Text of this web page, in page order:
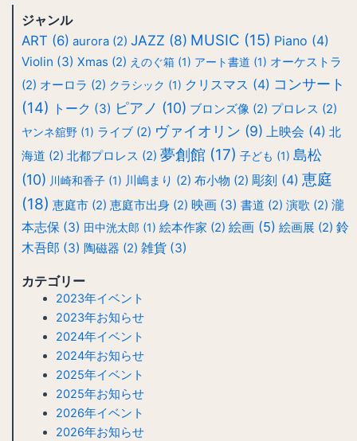
ジャンル
ART (6) aurora(2) JAZZ (8) MUSIC (15) Piano (4)
Violin (3) Xmas (2) えのぐ箱(1) アート書道 (1) オーケストラ
(2) オーロラ (2) クラシック (1) クリスマス (4) コンサート
(14)
トーク (3) ピアノ (10) ブロンズ像(2) プロレス (2)
ヤンネ舘野(1) ライブ(2) ヴァイオリン (9) 上映会 (4) 北
海道 (2) 北都プロレス (2) 夢創館 (17) 子ども (1) 島松
(10) 川崎和香子(1) 川嶋まり (2) 布小物 (2) 彫刻 (4) 恵庭
(18) 恵庭市(2) 恵庭市出身 (2) 映画(3) 書道 (2) 演歌 (2) 瀧
本志保(3) 田中洸太郎 (1) 絵本作家 (2) 絵画(5) 絵画展 (2) 鈴
木吾郎 (3) 陶磁器 (2) 雑貨(3)
カテゴリー
2023年イベント
2023年お知らせ
2024年イベント
2024年お知らせ
2025年イベント
2025年お知らせ
2026年イベント
2026年お知らせ